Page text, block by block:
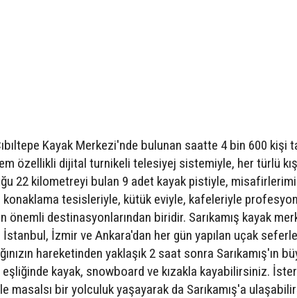
Kayak Merkezi'nde bulunan saatte 4 bin 600 kişi
özellikli dijital turnikeli telesiyej sistemiyle, her türlü
22 kilometreyi bulan 9 adet kayak pistiyle,
tesisleriyle, kütük eviyle, kafeleriyle
önemli destinasyonlarından biridir. Sarıkamış kayak
İstanbul, İzmir ve Ankara'dan her gün yapılan uçak
hareketinden yaklaşık 2 saat sonra Sarıkamış'ın
kayak, snowboard ve kızakla kayabilirsiniz.
masalsı bir yolculuk yaşayarak da Sarıkamış'a